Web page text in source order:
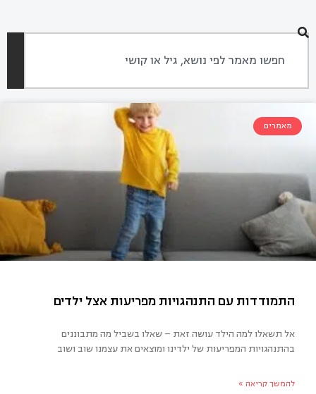
מאמרים
אל תשאלו למה הילד עושה זאת – שאלו בשביל מה מתבוננים
בהתנהגויות המפריעות של ילדינו ומוצאים את עצמנו שוב ושוב
להמשך קריאה »